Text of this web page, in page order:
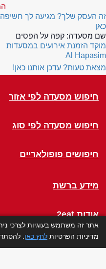
זה העסק שלך? מגיעה לך חשיפה
כאן
שם מסעדה: קפה על הפסים
מוקד הזמנת אירועים במסעדות
Al Hapasim
מצאת טעות? עדכן אותנו כאן!
חיפוש מסעדה לפי אזור
חיפוש מסעדה לפי סוג
חיפושים פופולאריים
מידע ברשת
אודות 2eat
אתר זה משתמש בעוגיות לצרכי
מדיניות הפרטיות לחץ כאן .